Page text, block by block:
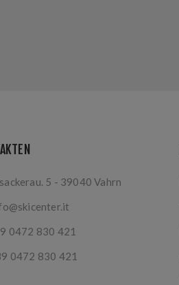
5 - 39040 Vahrn
0472 830 421
0472 830 421